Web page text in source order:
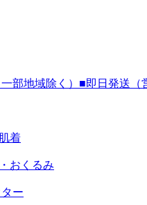
部地域除く）■即日発送（
着
おくるみ
ー